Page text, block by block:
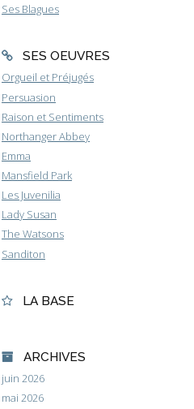
Ses Blagues
SES OEUVRES
Orgueil et Préjugés
Persuasion
Raison et Sentiments
Northanger Abbey
Emma
Mansfield Park
Les Juvenilia
Lady Susan
The Watsons
Sanditon
LA BASE
ARCHIVES
juin 2026
mai 2026